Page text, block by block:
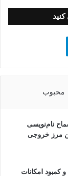
محبوب
سماح نام‌نویسی
مرز خروجی
کمبود امکانات